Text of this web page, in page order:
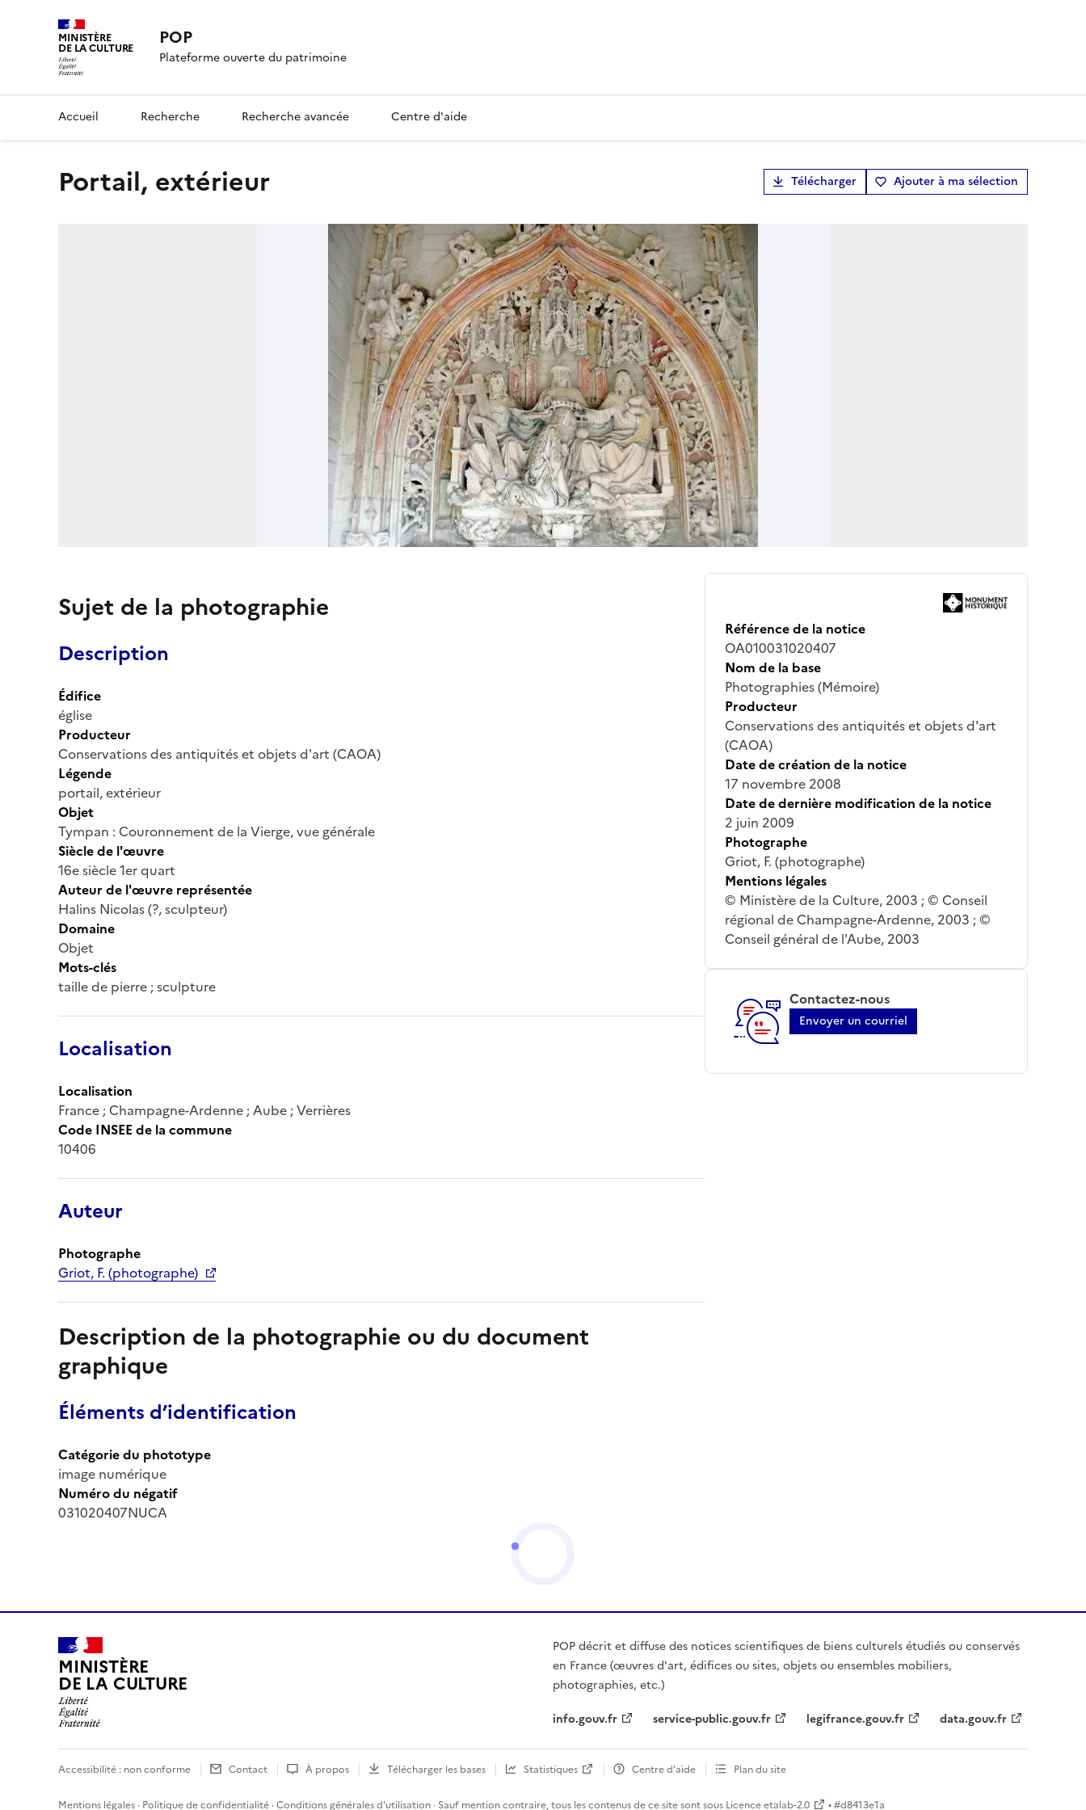
MINISTÈRE
DE LA CULTURE POP
Plateforme ouverte du patrimoine
Accueil Recherche Recherche avancée Centre d'aide
portail, extérieur Télécharger Ajouter à ma sélection
Sujet de la photographie
Description
Édifice
église
Producteur
Conservations des antiquités et objets d'art (CAOA)
Légende
portail, extérieur
Objet
Tympan : Couronnement de la Vierge, vue générale
Siècle de l'œuvre
16e siècle 1er quart
Auteur de l'œuvre représentée
Halins Nicolas (?, sculpteur)
Domaine
Objet
Mots-clés
taille de pierre ; sculpture
Localisation
Localisation
France ; Champagne-Ardenne ; Aube ; Verrières
Code INSEE de la commune
10406
Auteur
Photographe
Griot, F. (photographe)
Description de la photographie ou du document
graphique
Éléments d’identification
Catégorie du phototype
image numérique
Numéro du négatif
031020407NUCA
Référence de la notice
OA010031020407
Nom de la base
Photographies (Mémoire)
Producteur
Conservations des antiquités et objets d'art
(CAOA)
Date de création de la notice
17 novembre 2008
Date de dernière modification de la notice
2 juin 2009
Photographe
Griot, F. (photographe)
Mentions légales
© Ministère de la Culture, 2003 ; © Conseil
régional de Champagne-Ardenne, 2003 ; ©
Conseil général de l'Aube, 2003
Contactez-nous
Envoyer un courriel
MINISTÈRE
DE LA CULTURE
POP décrit et diffuse des notices scientifiques de biens culturels étudiés ou conservés
en France (œuvres d'art, édifices ou sites, objets ou ensembles mobiliers,
photographies, etc.)
info.gouv.fr
service-public.gouv.fr legifrance.gouv.fr data.gouv.fr
Accessibilité : non conforme Contact À propos Télécharger les bases Statistiques Centre d’aide Plan du site
Mentions légales · Politique de confidentialité ·Conditions générales d'utilisation · Sauf mention contraire, tous les contenus de ce site sont sous Licence etalab-2.0 • #d8413e1a